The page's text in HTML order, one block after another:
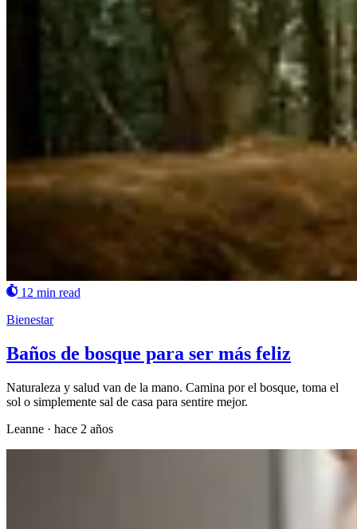
12 min read
Bienestar
Baños de bosque para ser más feliz
Naturaleza y salud van de la mano. Camina por el bosque, toma el
sol o simplemente sal de casa para sentire mejor.
Leanne · hace 2 años